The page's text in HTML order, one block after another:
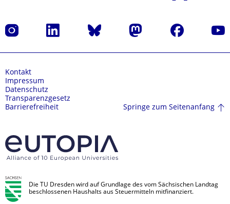
Instagram LinkedIn Bluesky Mastodon Facebook
Kontakt
Impressum
Datenschutz
Transparenzgesetz
Barrierefreiheit
Springe zum Seitenanfang
Die TU Dresden wird auf Grundlage des vom Sächsischen Landtag
beschlossenen Haushalts aus Steuermitteln mitfinanziert.